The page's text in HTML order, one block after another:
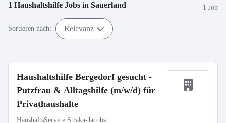
1 Haushaltshilfe Jobs in Sauerland 1 Job
Sortieren nach: Relevanz
Haushaltshilfe Bergedorf gesucht -
Putzfrau & Alltagshilfe (m/w/d) für
Privathaushalte
HaushaltsService Straka-Jacobs